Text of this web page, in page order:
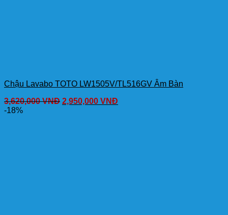
Chậu Lavabo TOTO LW1505V/TL516GV Âm Bàn
3,620,000VNĐ 2,950,000 VNĐ
-18%